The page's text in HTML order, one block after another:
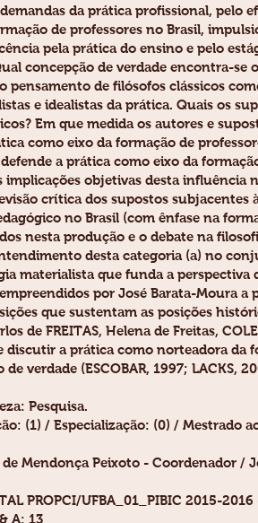
da prática profissional, pelo
de professores no Brasil,
pela prática do ensino e pelo
concepção de verdade encontra-
pensamento de filósofos clássicos
e idealistas da prática. Quais os
Em que medida os autores e
como eixo da formação de
a prática como eixo da
implicações objetivas desta
crítica dos supostos
no Brasil (com ênfase na
nesta produção e o debate na
desta categoria (a) no
materialista que funda a
por José Barata-Moura
que sustentam as posições
de FREITAS, Helena de Freitas,
a prática como norteadora da
verdade (ESCOBAR, 1997; LACKS,
Pesquisa.
(1) / Especialização: (0) / Mestrado
Mendonça Peixoto - Coordenador /
PROPCI/UFBA_01_PIBIC 2015-2016
A: 13